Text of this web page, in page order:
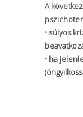
A
• súlyos
• ha